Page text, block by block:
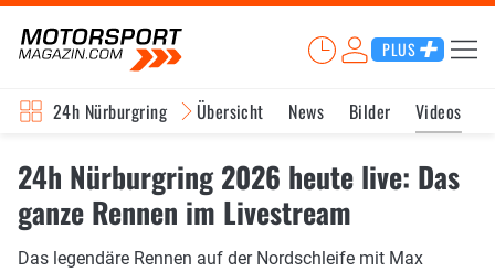
PLUS
24h Nürburgring Übersicht News Bilder Videos
24h Nürburgring 2026 heute live: Das
ganze Rennen im Livestream
Das legendäre Rennen auf der Nordschleife mit Max